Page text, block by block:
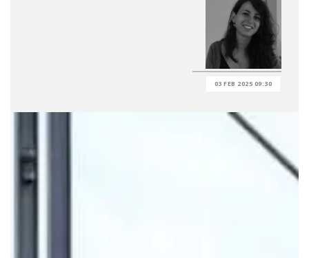
03 FEB 2025 09:30